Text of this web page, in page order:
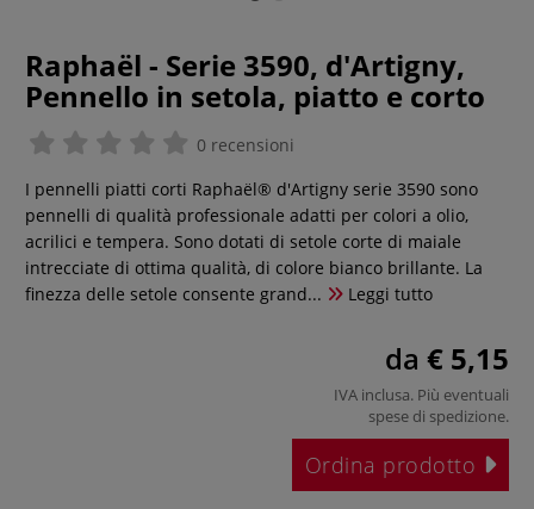
Raphaël - Serie 3590, d'Artigny,
Pennello in setola, piatto e corto
0 recensioni
I pennelli piatti corti Raphaël® d'Artigny serie 3590 sono
pennelli di qualità professionale adatti per colori a olio,
acrilici e tempera. Sono dotati di setole corte di maiale
intrecciate di ottima qualità, di colore bianco brillante. La
finezza delle setole consente grand...
Leggi tutto
da € 5,15
IVA inclusa. Più eventuali
spese di spedizione.
Ordina prodotto